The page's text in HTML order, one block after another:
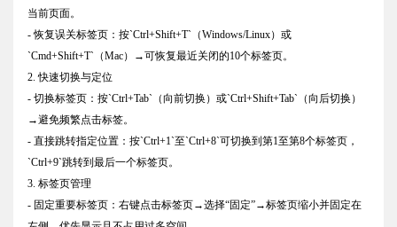
当前页面。
- 恢复误关标签页：按`Ctrl+Shift+T`（Windows/Linux）或
`Cmd+Shift+T`（Mac）→可恢复最近关闭的10个标签页。
2. 快速切换与定位
- 切换标签页：按`Ctrl+Tab`（向前切换）或`Ctrl+Shift+Tab`（向后切换）
→避免频繁点击标签。
- 直接跳转指定位置：按`Ctrl+1`至`Ctrl+8`可切换到第1至第8个标签页，
`Ctrl+9`跳转到最后一个标签页。
3. 标签页管理
- 固定重要标签页：右键点击标签页→选择“固定”→标签页缩小并固定在